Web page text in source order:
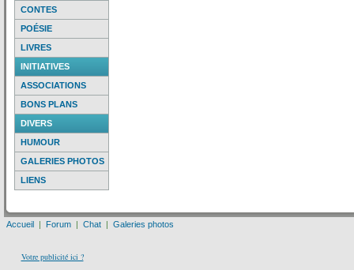
CONTES
POÉSIE
LIVRES
INITIATIVES
ASSOCIATIONS
BONS PLANS
DIVERS
HUMOUR
GALERIES PHOTOS
LIENS
Accueil | Forum | Chat | Galeries photos
Votre publicité ici ?